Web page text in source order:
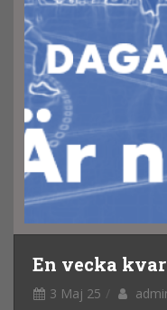
En vecka
3 Maj 25